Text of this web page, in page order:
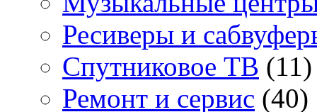
Ресиверы и
Спутниковое ТВ (11)
Ремонт и сервис (40)